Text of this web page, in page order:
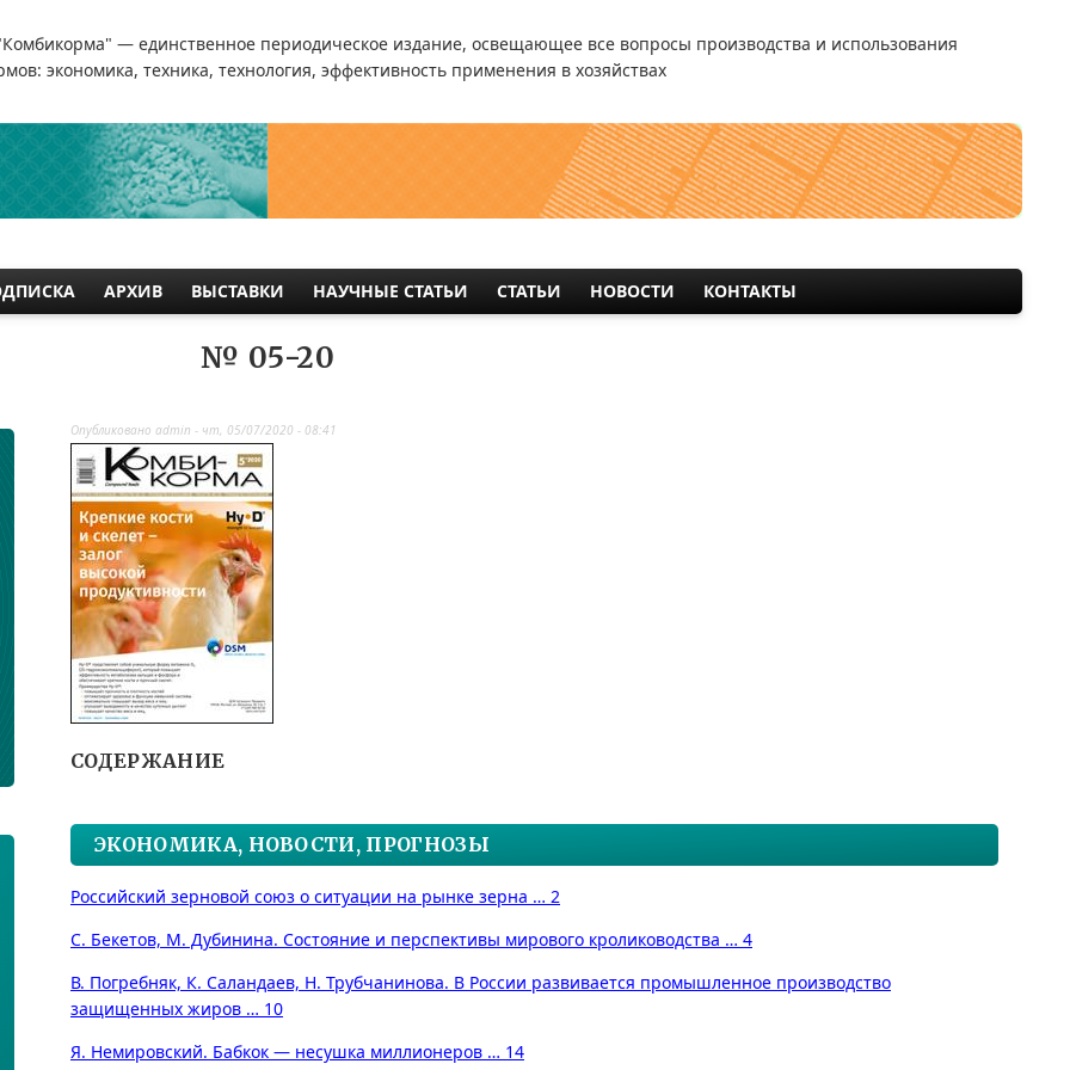
— единственное периодическое издание, освещающее все вопросы производства и использования
экономика, техника, технология, эффективность применения в хозяйствах
АРХИВ ВЫСТАВКИ НАУЧНЫЕ СТАТЬИ СТАТЬИ НОВОСТИ КОНТАКТЫ
№ 05-20
Опубликовано admin - чт, 05/07/2020 - 08:41
СОДЕРЖАНИЕ
ЭКОНОМИКА, НОВОСТИ, ПРОГНОЗЫ
Российский зерновой союз о ситуации на рынке зерна … 2
С. Бекетов, М. Дубинина. Состояние и перспективы мирового кролиководства … 4
В. Погребняк, К. Саландаев, Н. Трубчанинова. В России развивается промышленное производство
защищенных жиров … 10
Я. Немировский. Бабкок — несушка миллионеров … 14